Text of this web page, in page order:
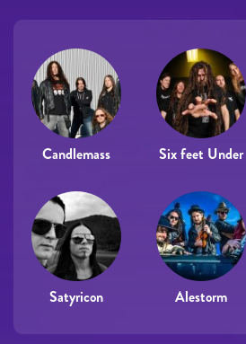
Candlemass Six feet Under
Satyricon Alestorm